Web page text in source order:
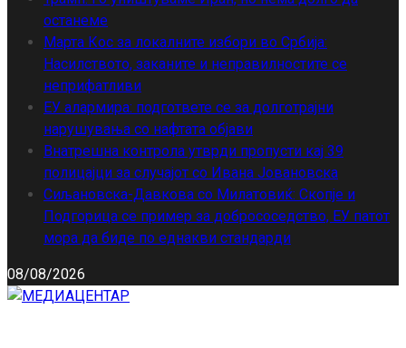
останеме
Марта Кос за локалните избори во Србија:
Насилството, заканите и неправилностите се
неприфатливи
ЕУ алармира: подгответе се за долготрајни
нарушувања со нафтата објави
Внатрешна контрола утврди пропусти кај 39
полицајци за случајот со Ивана Јовановска
Сиљановска-Давкова со Милатовиќ: Скопје и
Подгорица се пример за добрососедство, ЕУ патот
мора да биде по еднакви стандарди
08/08/2026